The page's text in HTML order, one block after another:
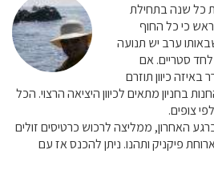
כל שנה בתחילת
כי כל החוף
ערב יש תנועה
סטריים. אם
כיוון תוזרם
בחניון מתאים לכיוון היציאה הרצוי. הכל
צופים.
האחרון, ממליצה לרכוש כרטיסים זולים
פיקניק ותהנו. ניתן להכנס אז עם